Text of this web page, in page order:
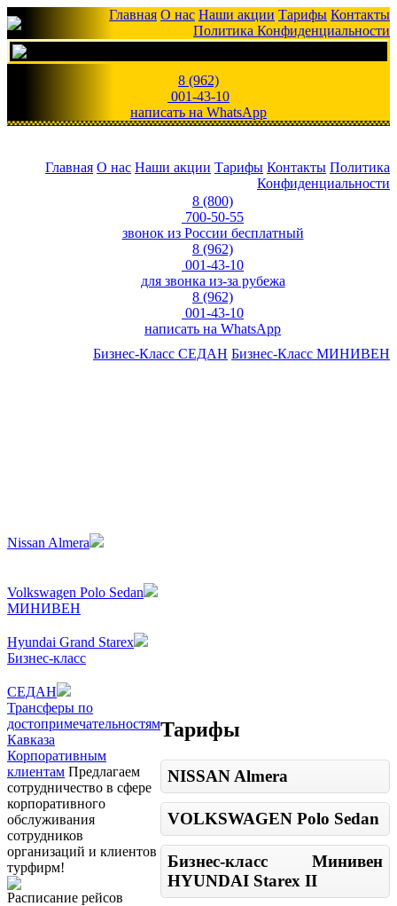
Главная О нас Наши акции Тарифы Контакты
Политика Конфиденциальности
8 (962)
001-43-10
написать на WhatsApp
Главная О нас Наши акции Тарифы Контакты Политика
Конфиденциальности
8 (800)
700-50-55
звонок из России бесплатный
8 (962)
001-43-10
для звонка из-за рубежа
8 (962)
001-43-10
написать на WhatsApp
Бизнес-Класс СЕДАН Бизнес-Класс МИНИВЕН
Nissan Almera
Volkswagen Polo Sedan
МИНИВЕН
Hyundai Grand Starex
Бизнес-класс
СЕДАН
Трансферы по
достопримечательностям
Кавказа
Корпоративным
клиентам Предлагаем
сотрудничество в сфере
корпоративного
обслуживания
сотрудников
организаций и клиентов
турфирм!
Расписание рейсов
Тарифы
NISSAN Almera
VOLKSWAGEN Polo Sedan
Бизнес-класс Минивен
HYUNDAI Starex II